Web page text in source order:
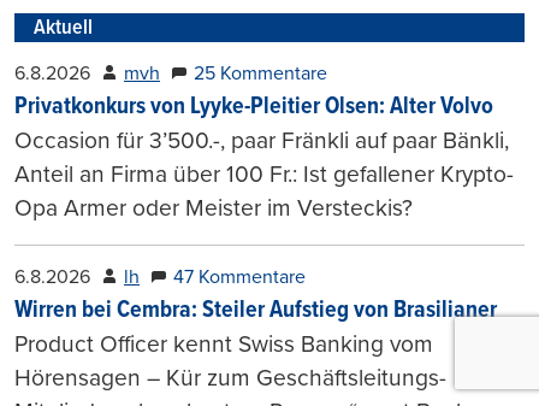
Aktuell
6.8.2026 mvh 25 Kommentare
Privatkonkurs von Lyyke-Pleitier Olsen: Alter Volvo
Occasion für 3’500.-, paar Fränkli auf paar Bänkli,
Anteil an Firma über 100 Fr.: Ist gefallener Krypto-
Opa Armer oder Meister im Versteckis?
6.8.2026 lh 47 Kommentare
Wirren bei Cembra: Steiler Aufstieg von Brasilianer
Product Officer kennt Swiss Banking vom
Hörensagen – Kür zum Geschäftsleitungs-